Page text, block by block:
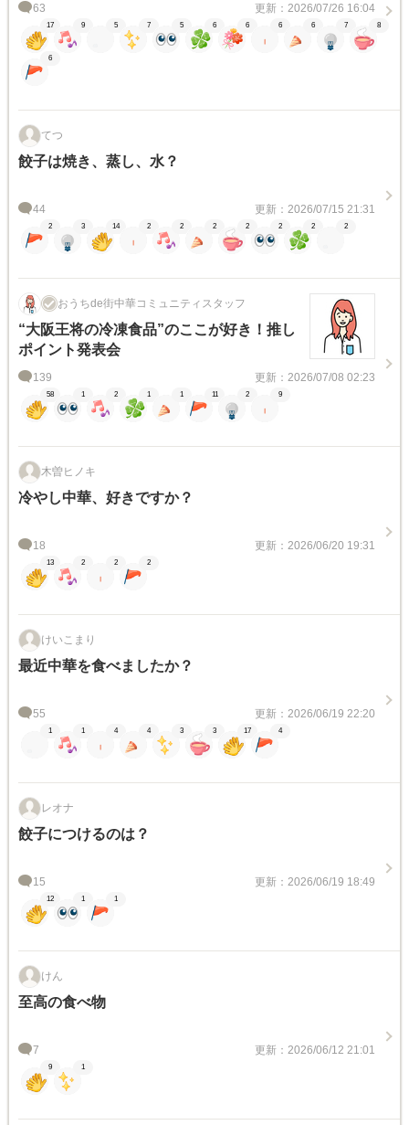
63 更新：2026/07/26 16:04
17 9 5 7 5 6 6 6 6 7 8
6
てつ
餃子は焼き、蒸し、水？
44 更新：2026/07/15 21:31
2 3 14 2 2 2 2 2 2 2
おうちde街中華コミュニティスタッフ
“大阪王将の冷凍食品”のここが好き！推し
ポイント発表会
139 更新：2026/07/08 02:23
58 1 2 1 1 11 2 9
木曽ヒノキ
冷やし中華、好きですか？
18 更新：2026/06/20 19:31
13 2 2 2
けいこまり
最近中華を食べましたか？
55 更新：2026/06/19 22:20
1 1 4 4 3 3 17 4
レオナ
餃子につけるのは？
15 更新：2026/06/19 18:49
12 1 1
けん
至高の食べ物
7 更新：2026/06/12 21:01
9 1